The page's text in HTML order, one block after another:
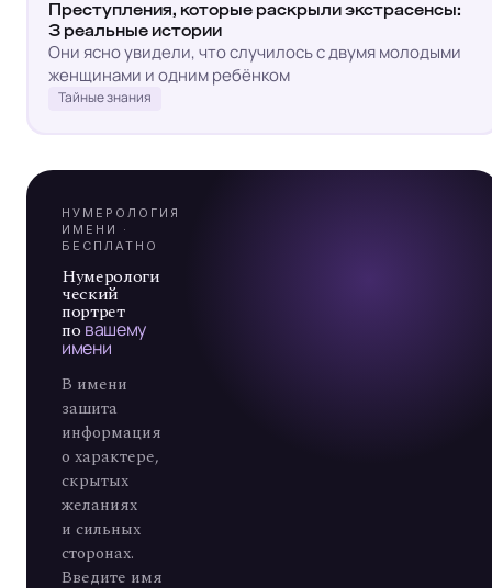
Преступления, которые раскрыли экстрасенсы:
3 реальные истории
Они ясно увидели, что случилось с двумя молодыми
женщинами и одним ребёнком
Тайные знания
А
7
НУМЕРОЛОГИЯ
ИМЕНИ ·
БЕСПЛАТНО
Нумерологи
ческий
портрет
по вашему
имени
В имени
зашита
информация
о характере,
скрытых
желаниях
и сильных
сторонах.
Введите имя